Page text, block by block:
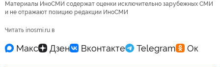
Материалы ИноСМИ содержат оценки исключительно зарубежных СМИ
и не отражают позицию редакции ИноСМИ
Читать inosmi.ru в